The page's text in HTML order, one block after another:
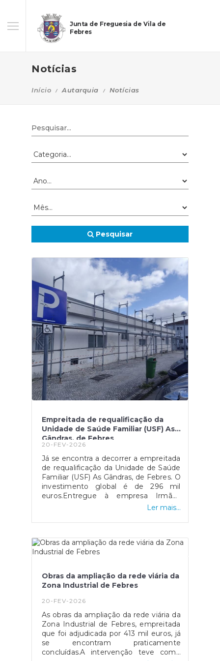
Junta de Freguesia de Vila de
Febres
Notícias
Início Autarquia Notícias
Pesquisar
Empreitada de requalificação da
Unidade de Saúde Familiar (USF) As
Gândras, de Febres
20-FEV-2026
Já se encontra a decorrer a empreitada
de requalificação da Unidade de Saúde
Familiar (USF) As Gândras, de Febres. O
investimento global é de 296 mil
euros.Entregue à empresa Irmãos
Lopes & Cardoso, Lda., a obra tem um
integra um conjunto alargado de
na sequência da assunção de novas
competências por parte do Município
intervenção consiste na ampliação da
USF, utilizando para o efeito parte da
área já edificada e atualmente em uso
pela freguesia, sendo mantidas todas
área de construção e área de
implantação. Para além da intervenção
necessária à adaptação do referido
espaço, será ainda renovada a
cobertura, que apresenta diversas
Ler mais...
Obras da ampliação da rede viária da
Zona Industrial de Febres
20-FEV-2026
As obras da ampliação da rede viária da
Zona Industrial de Febres, empreitada
que foi adjudicada por 413 mil euros, já
se encontram praticamente
concluídas.A intervenção teve como